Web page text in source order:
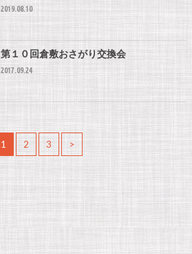
2019.08.10
第１０回倉敷おさがり交換会
2017.09.24
1 2 3 >